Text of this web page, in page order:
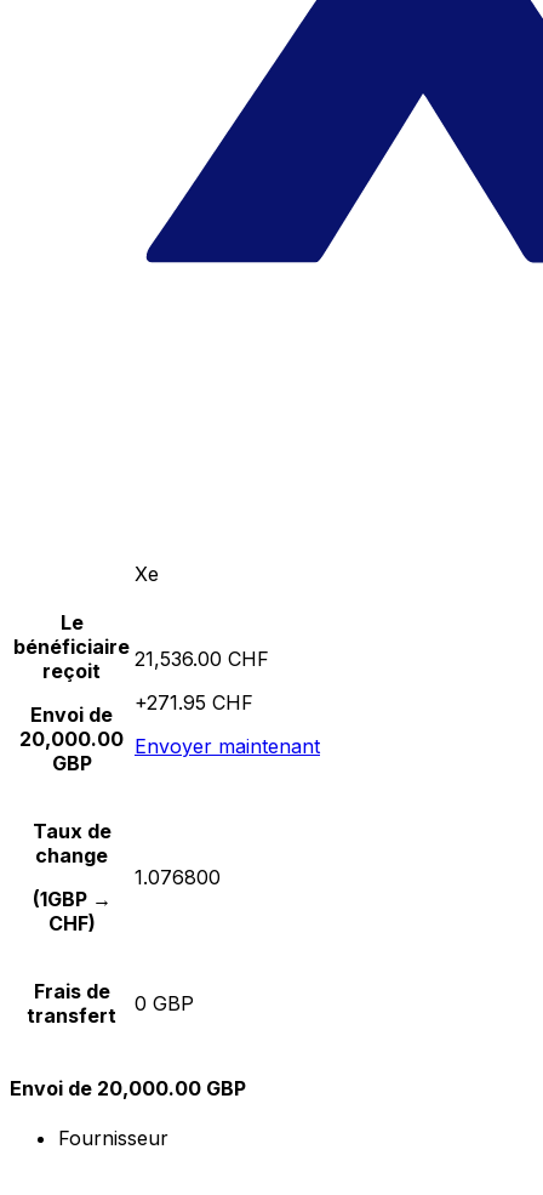
Xe
Le
bénéficiaire
reçoit
Envoi de
20,000.00
GBP
21,536.00 CHF
+271.95 CHF
Envoyer maintenant
Taux de
change
(1GBP →
CHF)
1.076800
Frais de
transfert
0 GBP
Envoi de 20,000.00 GBP
Fournisseur